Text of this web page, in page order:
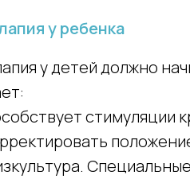
у ребенка
у детей должно
стимуляции